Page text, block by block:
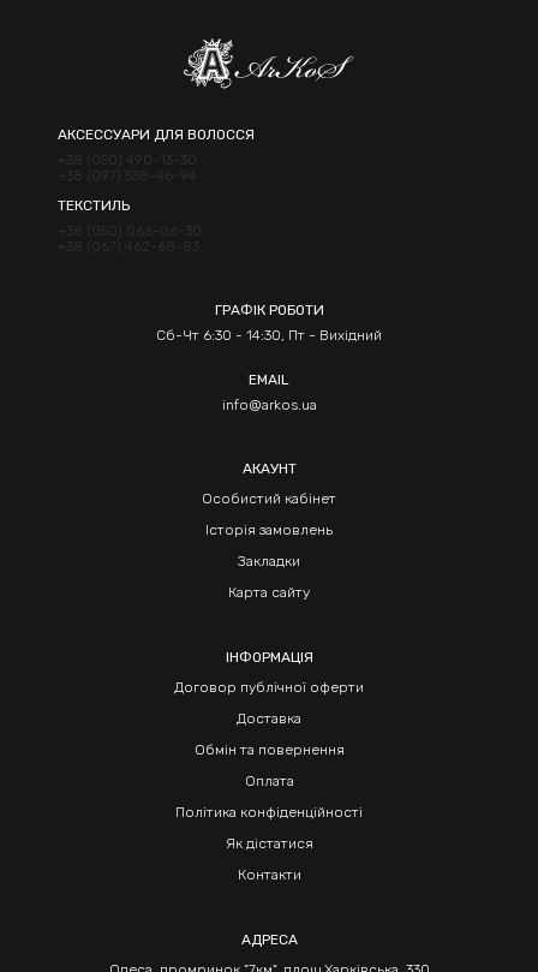
АКСЕССУАРИ ДЛЯ ВОЛОССЯ
+38 (050) 490-13-30
+38 (097) 538-46-94
ТЕКСТИЛЬ
+38 (050) 066-06-30
+38 (067) 462-68-83
ГРАФІК РОБОТИ
Сб-Чт 6:30 - 14:30, Пт - Вихідний
EMAIL
info@arkos.ua
АКАУНТ
Особистий кабінет
Історія замовлень
Закладки
Карта сайту
ІНФОРМАЦІЯ
Договор публічної оферти
Доставка
Обмін та повернення
Оплата
Політика конфіденційності
Як дістатися
Контакти
АДРЕСА